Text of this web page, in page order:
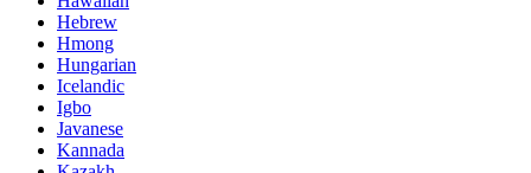
Hebrew
Hmong
Hungarian
Icelandic
Igbo
Javanese
Kannada